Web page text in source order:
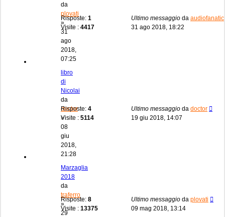
da
plovati
»
31
ago
2018,
07:25
Risposte: 1
Visite : 4417
Ultimo messaggio da audiofanatic
31 ago 2018, 18:22
libro
di
Nicolai
da
doctor
»
08
giu
2018,
21:28
Risposte: 4
Visite : 5114
Ultimo messaggio da doctor
19 giu 2018, 14:07
Marzaglia
2018
da
traferro
»
29
Risposte: 8
Visite : 13375
Ultimo messaggio da plovati
09 mag 2018, 13:14